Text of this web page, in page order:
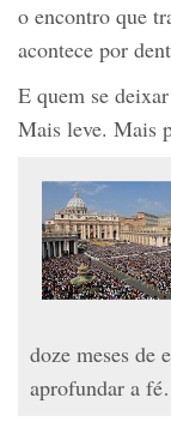
o encontro que
acontece por
E quem se
Mais leve. Mais
doze meses de
aprofundar a